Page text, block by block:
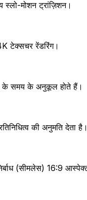
स्लो-मोशन ट्रांज़िशन।
टेक्सचर रेंडरिंग।
के समय के अनुकूल होते हैं।
की अनुमति देता है।
(सीमलेस) 16:9